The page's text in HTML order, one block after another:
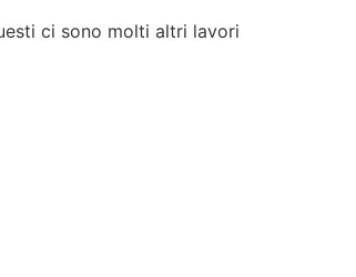
ci sono molti altri lavori